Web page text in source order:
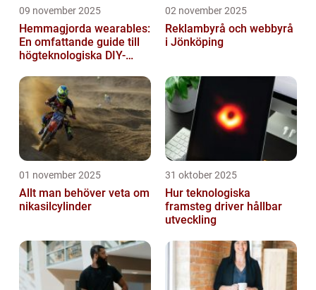
09 november 2025
Hemmagjorda wearables:
En omfattande guide till
högteknologiska DIY-
02 november 2025
Reklambyrå och webbyrå
i Jönköping
01 november 2025
Allt man behöver veta om
nikasilcylinder
31 oktober 2025
Hur teknologiska
framsteg driver hållbar
utveckling